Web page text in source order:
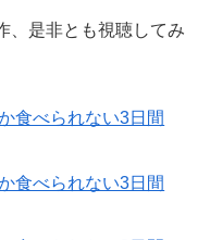
是非とも視聴してみ
食べられない3日間
食べられない3日間